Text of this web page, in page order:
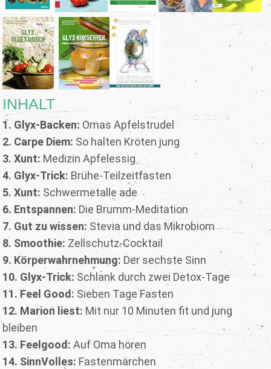
INHALT
1. Glyx-Backen:Omas Apfelstrudel
2. Carpe Diem: So halten Kröten jung
3. Xunt: Medizin Apfelessig
4. Glyx-Trick: Brühe-Teilzeitfasten
5. Xunt: Schwermetalle ade
6. Entspannen: Die Brumm-Meditation
7. Gut zu wissen: Stevia und das Mikrobiom
8. Smoothie: Zellschutz-Cocktail
9. Körperwahrnehmung: Der sechste Sinn
10. Glyx-Trick: Schlank durch zwei Detox-Tage
11. Feel Good: Sieben Tage Fasten
12. Marion liest: Mit nur 10 Minuten fit und jung
bleiben
13. Feelgood: Auf Oma hören
14. SinnVolles: Fastenmärchen